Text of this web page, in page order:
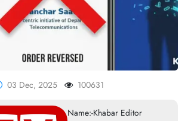
03 Dec, 2025 100631
Name:-Khabar Editor